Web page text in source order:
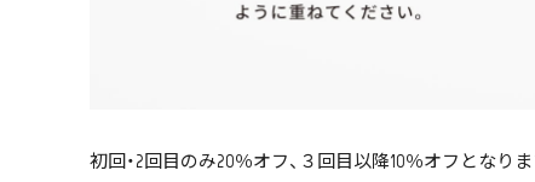
初回・2回目のみ20％オフ、３回目以降10％オフとなり